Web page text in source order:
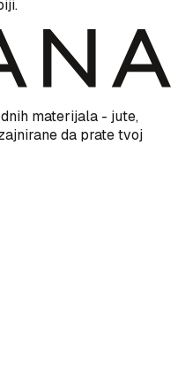
materijala - jute,
da prate tvoj